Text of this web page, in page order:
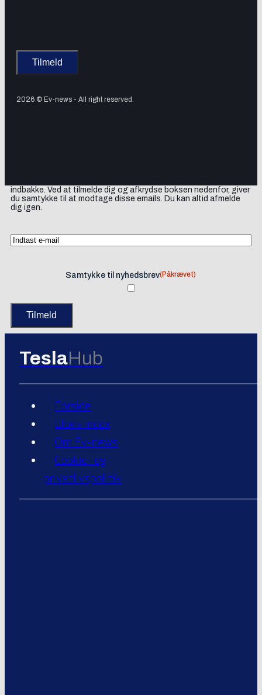
2026 © Ev-news - All right reserved.
indbakke. Ved at tilmelde dig og afkrydse boksen nedenfor, giver
du samtykke til at modtage disse emails. Du kan altid afmelde
dig igen.
Samtykke til nyhedsbrev(Påkrævet)
TeslaHub
Forside
Elbils index
Om Ev-news
Cookie- og
privatlivspolitik